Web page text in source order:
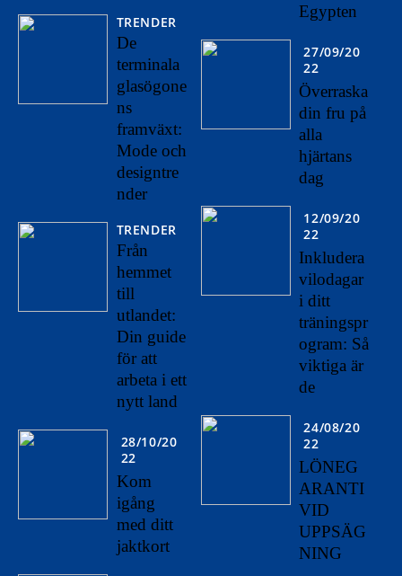
TRENDER
De
terminala
glasögone
ns
framväxt:
Mode och
designtre
nder
TRENDER
Från
hemmet
till
utlandet:
Din guide
för att
arbeta i ett
nytt land
28/10/20
22
Kom
igång
med ditt
jaktkort
Egypten
27/09/20
22
Överraska
din fru på
alla
hjärtans
dag
12/09/20
22
Inkludera
vilodagar
i ditt
träningspr
ogram: Så
viktiga är
de
24/08/20
22
LÖNEG
ARANTI
VID
UPPSÄG
NING